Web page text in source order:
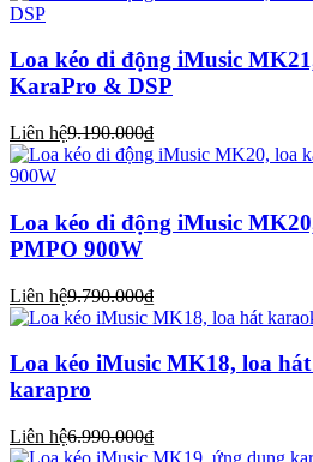
Loa kéo di động iMusic
KaraPro & DSP
Liên hệ9.190.000₫
Loa kéo di động iMusic
PMPO 900W
Liên hệ9.790.000₫
Loa kéo iMusic MK18, loa
karapro
Liên hệ6.990.000₫